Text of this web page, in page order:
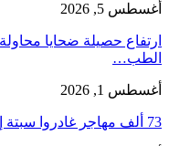
أغسطس 5, 2026
الطب…
أغسطس 1, 2026
73 ألف مهاجر غادروا سبتة إلى المغرب وعدد القتلى يرتفع لـ71